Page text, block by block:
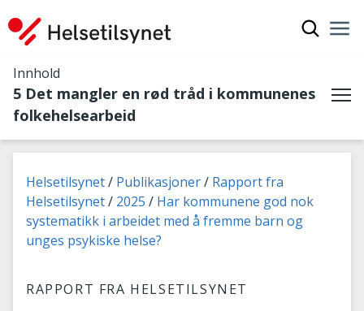
Innhold
5 Det mangler en rød tråd i kommunenes
folkehelsearbeid
Du er her:
Helsetilsynet Publikasjoner
Rapport fra
Helsetilsynet
2025
Har kommunene god nok
systematikk i arbeidet med å fremme barn og
unges psykiske helse?
RAPPORT FRA HELSETILSYNET